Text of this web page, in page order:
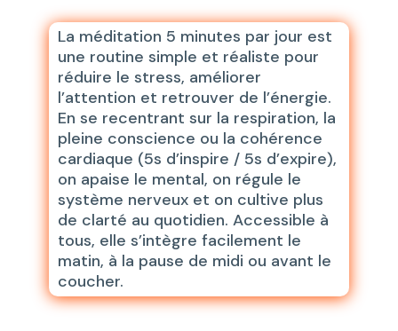
La méditation 5 minutes par jour est
une routine simple et réaliste pour
réduire le stress, améliorer
l’attention et retrouver de l’énergie.
En se recentrant sur la respiration, la
pleine conscience ou la cohérence
cardiaque (5s d’inspire / 5s d’expire),
on apaise le mental, on régule le
système nerveux et on cultive plus
de clarté au quotidien. Accessible à
tous, elle s’intègre facilement le
matin, à la pause de midi ou avant le
coucher.